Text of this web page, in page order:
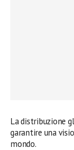
La distribuzione
garantire una
mondo.